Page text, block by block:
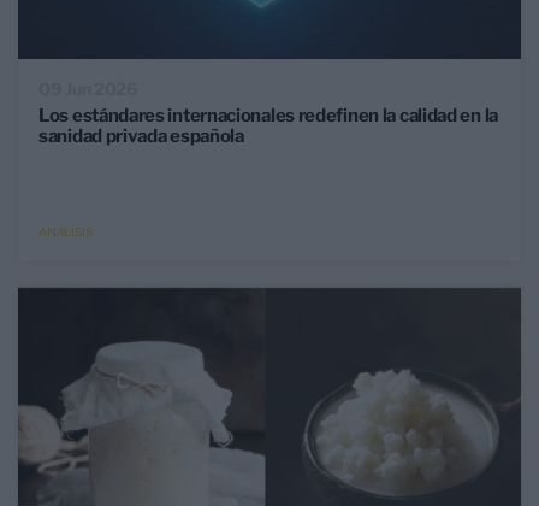
Los estándares internacionales redefinen la calidad en la
sanidad privada española
ANÁLISIS